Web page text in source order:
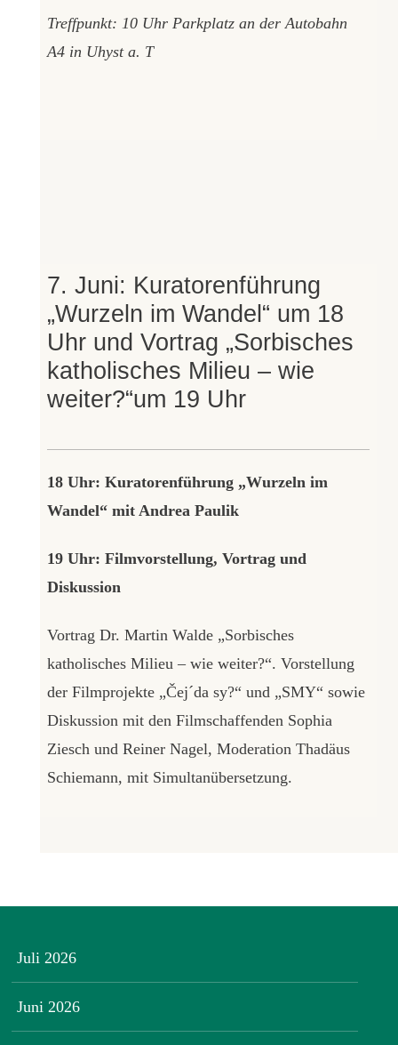
Treffpunkt: 10 Uhr Parkplatz an der Autobahn
A4 in Uhyst a. T
7. Juni: Kuratorenführung
„Wurzeln im Wandel“ um 18
Uhr und Vortrag „Sorbisches
katholisches Milieu – wie
weiter?“um 19 Uhr
18 Uhr: Kuratorenführung „Wurzeln im
Wandel“ mit Andrea Paulik
19 Uhr: Filmvorstellung, Vortrag und
Diskussion
Vortrag Dr. Martin Walde „Sorbisches
katholisches Milieu – wie weiter?“. Vorstellung
der Filmprojekte „Čej´da sy?“ und „SMY“ sowie
Diskussion mit den Filmschaffenden Sophia
Ziesch und Reiner Nagel, Moderation Thadäus
Schiemann, mit Simultanübersetzung.
Juli 2026
Juni 2026